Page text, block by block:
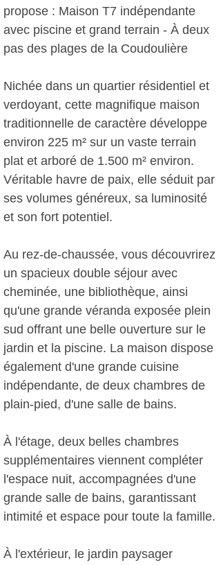
propose : Maison T7 indépendante
avec piscine et grand terrain - À deux
pas des plages de la Coudoulière
Nichée dans un quartier résidentiel et
verdoyant, cette magnifique maison
traditionnelle de caractère développe
environ 225 m² sur un vaste terrain
plat et arboré de 1.500 m² environ.
Véritable havre de paix, elle séduit par
ses volumes généreux, sa luminosité
et son fort potentiel.
Au rez-de-chaussée, vous découvrirez
un spacieux double séjour avec
cheminée, une bibliothèque, ainsi
qu'une grande véranda exposée plein
sud offrant une belle ouverture sur le
jardin et la piscine. La maison dispose
également d'une grande cuisine
indépendante, de deux chambres de
plain-pied, d'une salle de bains.
À l'étage, deux belles chambres
supplémentaires viennent compléter
l'espace nuit, accompagnées d'une
grande salle de bains, garantissant
intimité et espace pour toute la famille.
À l'extérieur, le jardin paysager